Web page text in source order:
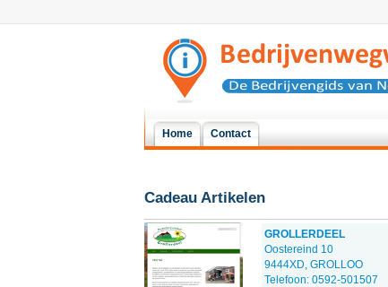
Home Contact
Cadeau Artikelen
GROLLERDEEL
Oostereind 10
9444XD, GROLLOO
Telefoon: 0592-501507